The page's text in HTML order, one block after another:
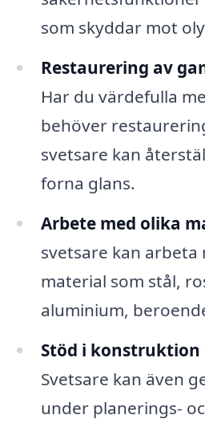
som skyddar mot
Restaurering av
Har du värdefulla
behöver
svetsare kan
forna glans.
Arbete med olika
svetsare kan arbeta
material som stål,
aluminium,
Stöd i konstruktion
Svetsare kan även
under planerings-